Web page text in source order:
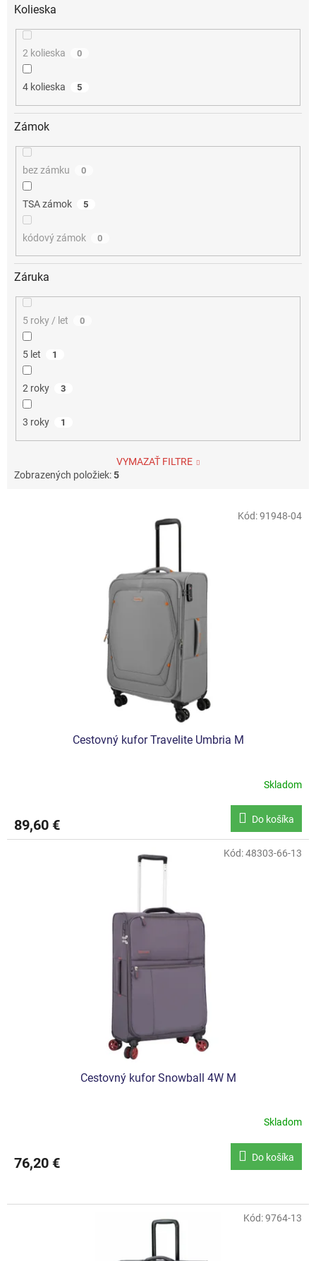
Kolieska
2 kolieska 0
4 kolieska 5
Zámok
bez zámku 0
TSA zámok 5
kódový zámok 0
Záruka
5 roky / let 0
5 let 1
2 roky 3
3 roky 1
VYMAZAŤ FILTRE
Zobrazených položiek:5
Cestovný kufor Travelite Umbria M
Skladom
89,60 € Do košíka
Kód:91948-04
Cestovný kufor Snowball 4W M
Skladom
76,20 € Do košíka
Kód:48303-66-13
Kód:9764-13